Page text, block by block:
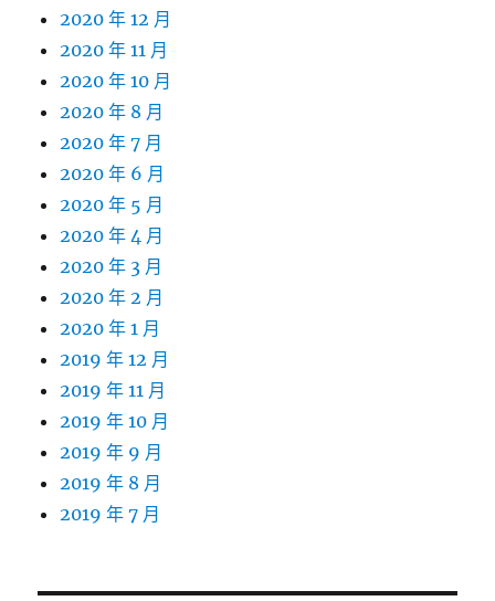
2020 年 12 月
2020 年 11 月
2020 年 10 月
2020 年 8 月
2020 年 7 月
2020 年 6 月
2020 年 5 月
2020 年 4 月
2020 年 3 月
2020 年 2 月
2020 年 1 月
2019 年 12 月
2019 年 11 月
2019 年 10 月
2019 年 9 月
2019 年 8 月
2019 年 7 月